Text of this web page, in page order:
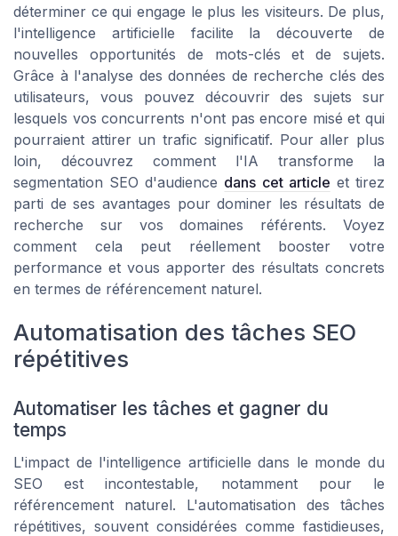
déterminer ce qui engage le plus les visiteurs. De plus,
l'intelligence artificielle facilite la découverte de
nouvelles opportunités de mots-clés et de sujets.
Grâce à l'analyse des données de recherche clés des
utilisateurs, vous pouvez découvrir des sujets sur
lesquels vos concurrents n'ont pas encore misé et qui
pourraient attirer un trafic significatif. Pour aller plus
loin, découvrez comment l'IA transforme la
segmentation SEO d'audience dans cet article et tirez
parti de ses avantages pour dominer les résultats de
recherche sur vos domaines référents. Voyez
comment cela peut réellement booster votre
performance et vous apporter des résultats concrets
en termes de référencement naturel.
Automatisation des tâches SEO
répétitives
Automatiser les tâches et gagner du
temps
L'impact de l'intelligence artificielle dans le monde du
SEO est incontestable, notamment pour le
référencement naturel. L'automatisation des tâches
répétitives, souvent considérées comme fastidieuses,